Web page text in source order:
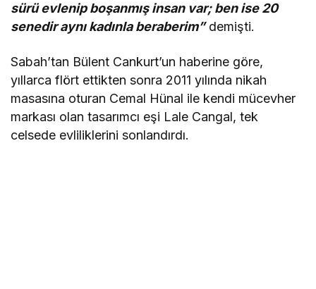
sürü evlenip boşanmış insan var; ben ise 20
senedir aynı kadınla beraberim”demişti.
Sabah’tan Bülent Cankurt’un haberine göre,
yıllarca flört ettikten sonra 2011 yılında nikah
masasına oturan Cemal Hünal ile kendi mücevher
markası olan tasarımcı eşi Lale Cangal, tek
celsede evliliklerini sonlandırdı.